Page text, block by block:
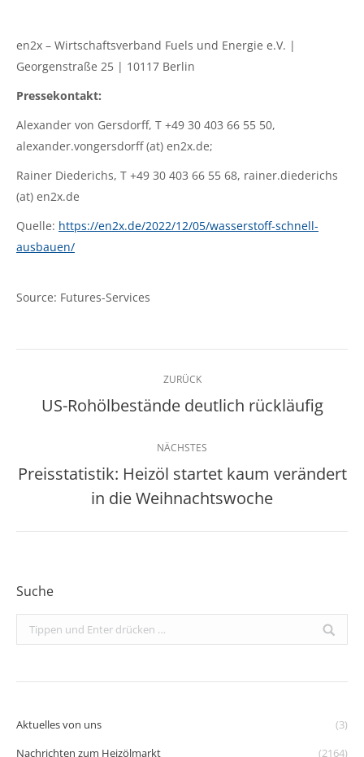
en2x – Wirtschaftsverband Fuels und Energie e.V. |
Georgenstraße 25 | 10117 Berlin
Pressekontakt:
Alexander von Gersdorff, T +49 30 403 66 55 50,
alexander.vongersdorff (at) en2x.de;
Rainer Diederichs, T +49 30 403 66 55 68, rainer.diederichs
(at) en2x.de
Quelle: https://en2x.de/2022/12/05/wasserstoff-schnell-
ausbauen/
Source: Futures-Services
Kommentarnavigation
ZURÜCK
Vorheriger
US-Rohölbestände deutlich rückläufig
NÄCHSTES
Nächster
Beitrag:
Preisstatistik: Heizöl startet kaum verändert
in die Weihnachtswoche
Suche
Search:
Aktuelles von uns
(3)
Nachrichten zum Heizölmarkt
(2164)